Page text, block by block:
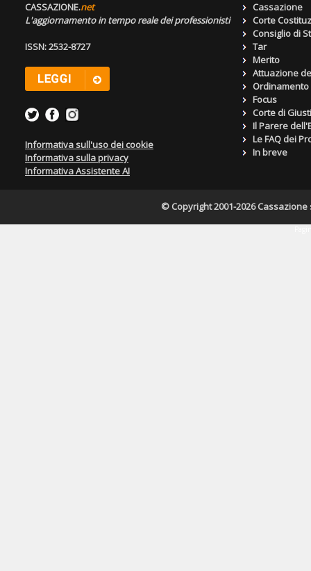
CASSAZIONE.net
L'aggiornamento in tempo reale dei professionisti
ISSN: 2532-8727
Informativa sull'uso dei cookie
Informativa sulla privacy
Informativa Assistente AI
Cassazione
Corte
Consiglio di
Tar
Merito
Attuazione
Focus
Corte di
Il Parere
Le FAQ dei
In breve
© Copyright 2001-2026 Cassazione